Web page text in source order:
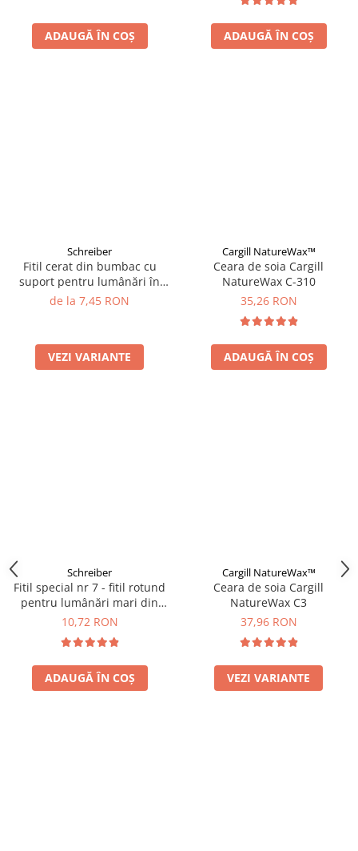
ADAUGĂ ÎN COȘ ADAUGĂ ÎN COȘ
Schreiber
Fitil cerat din bumbac cu
suport pentru lumânări în
recipient
de la 7,45 RON
VEZI VARIANTE
Cargill NatureWax™
Ceara de soia Cargill
NatureWax C-310
35,26 RON
ADAUGĂ ÎN COȘ
Schreiber
Fitil special nr 7 - fitil rotund
pentru lumânări mari din
ceară de albine
10,72 RON
ADAUGĂ ÎN COȘ
Cargill NatureWax™
Ceara de soia Cargill
NatureWax C3
37,96 RON
VEZI VARIANTE